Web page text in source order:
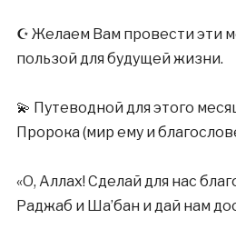
☪️ Желаем Вам провести эти
пользой для будущей жизни.
💫 Путеводной для этого
Пророка (мир ему и
«О, Аллах! Сделай для нас
Раджаб и Ша’бан и дай нам